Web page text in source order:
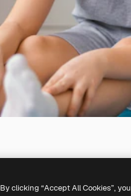
By clicking “Accept All Cookies”,